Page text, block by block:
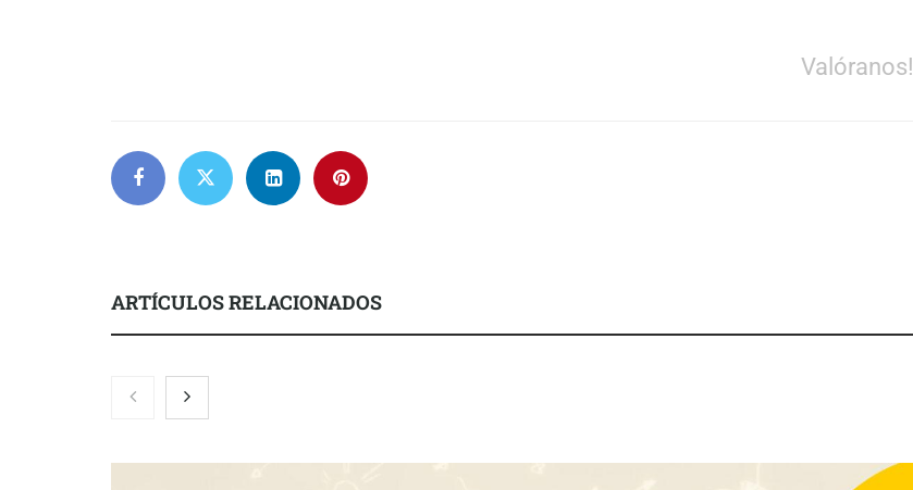
Valóranos!
ARTÍCULOS RELACIONADOS
Nicols presenta seis modelos de
anillos de compromiso para el